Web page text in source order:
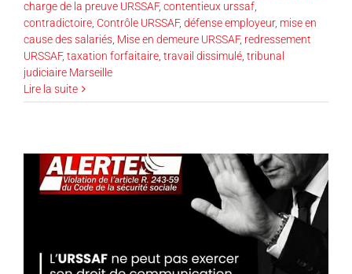
charge de la preuve URSSAF, contentieux urssaf
contradictoire Contrôle URSSAF, défense employeur, mise en
cause des salariés Mise en demeure URSSAF, redressement
URSSAF, taxation forfaitaire travail dissimulé tribunal
judiciaire Marseille
Lire la suite